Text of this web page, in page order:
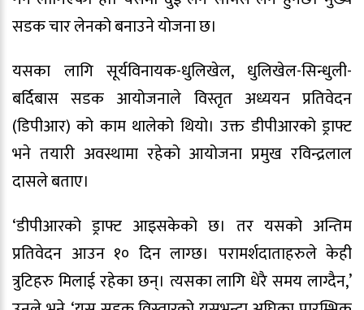
सडक चार लेनको बनाउने योजना छ।
यसका लागि सूर्यविनायक-धुलिखेल, धुलिखेल-सिन्धुली-
बर्दिबास सडक आयोजनाले विस्तृत अध्ययन प्रतिवेदन
(डिपीआर) को काम थालेको थियो। उक्त डीपीआरको ड्राफ्ट
भने तयारी अवस्थामा रहेको आयोजना प्रमुख रविन्द्रलाल
दासले बताए।
‘डीपीआरको ड्राफ्ट आइसकेको छ। तर यसको अन्तिम
प्रतिवेदन आउन १० दिन लाग्छ। परामर्शदाताहरुले केही
त्रुटिहरु मिलाई रहेका छन्। त्यसका लागि धेरै समय लाग्दैन,’